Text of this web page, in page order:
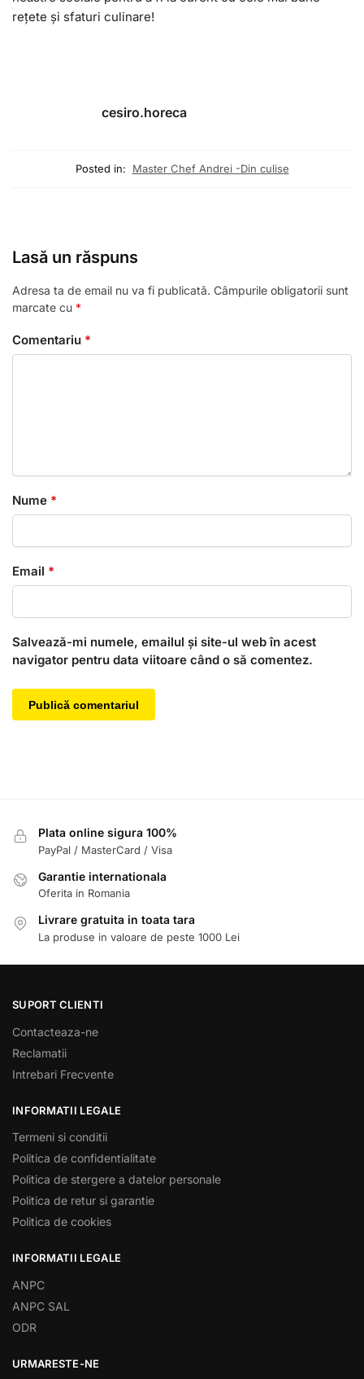
rețete și sfaturi culinare!
cesiro.horeca
Posted in: Master Chef Andrei -Din culise
Lasă un răspuns
Adresa ta de email nu va fi publicată. Câmpurile obligatorii sunt
marcate cu *
Comentariu *
Nume *
Email *
Salvează-mi numele, emailul și site-ul web în acest
navigator pentru data viitoare când o să comentez.
Plata online sigura 100%
PayPal / MasterCard / Visa
Garantie internationala
Oferita in Romania
Livrare gratuita in toata tara
La produse in valoare de peste 1000 Lei
SUPORT CLIENTI
Contacteaza-ne
Reclamatii
Intrebari Frecvente
INFORMATII LEGALE
Termeni si conditii
Politica de confidentialitate
Politica de stergere a datelor personale
Politica de retur si garantie
Politica de cookies
INFORMATII LEGALE
ANPC
ANPC SAL
ODR
URMARESTE-NE